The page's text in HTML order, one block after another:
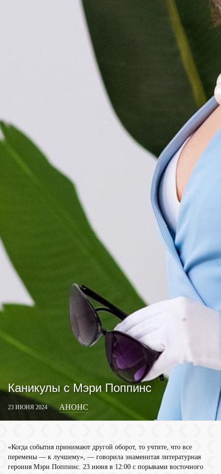
23 ИЮНЯ 2024 АНОНС
Каникулы с Мэри Поппинс
«Когда события принимают другой оборот, то учтите, что все
перемены — к лучшему», — говорила знаменитая литературная
героиня Мэри Поппинс. 23 июня в 12:00 с порывами восточного